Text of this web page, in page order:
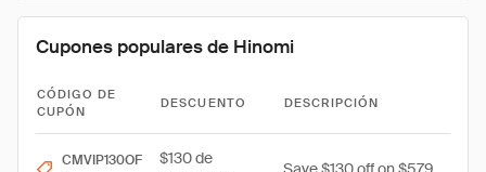
Cupones populares de Hinomi
CÓDIGO DE
CUPÓN
DESCUENTO DESCRIPCIÓN
CMVIP130OF
$130 de